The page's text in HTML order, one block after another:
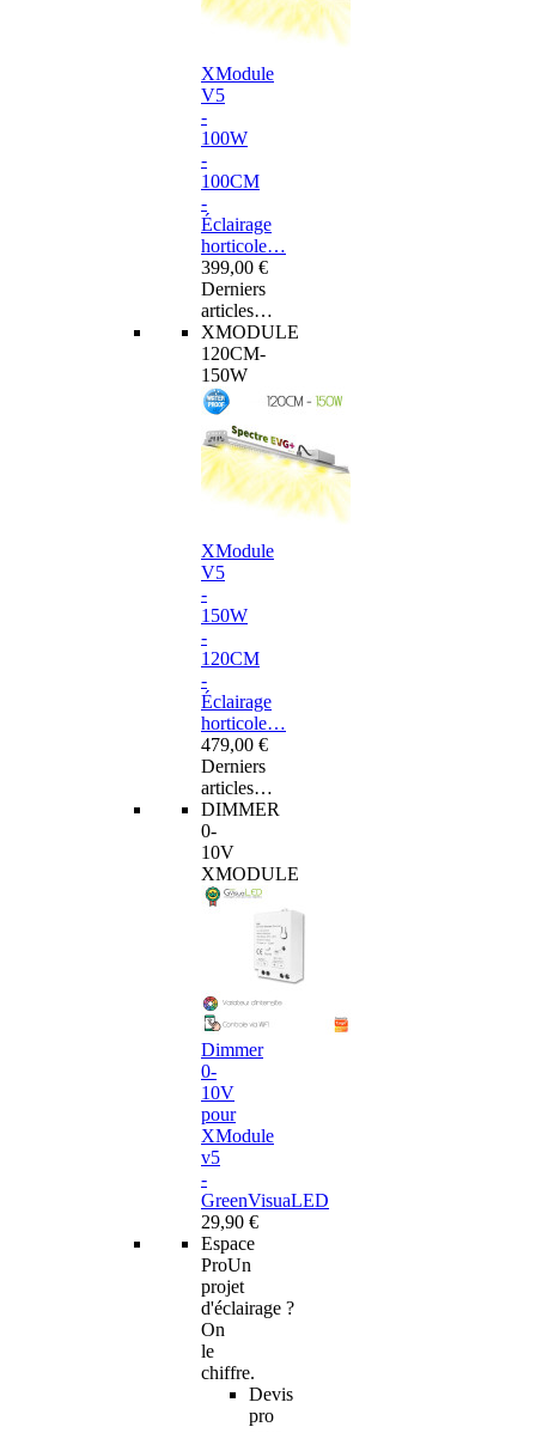
XModule
V5
-
100W
-
100CM
-
Éclairage
horticole…
399,00 €
Derniers
articles…
XMODULE
120CM-
150W
XModule
V5
-
150W
-
120CM
-
Éclairage
horticole…
479,00 €
Derniers
articles…
DIMMER
0-
10V
XMODULE
Dimmer
0-
10V
pour
XModule
v5
-
GreenVisuaLED
29,90 €
Espace
ProUn
projet
d'éclairage ?
On
le
chiffre.
Devis
pro